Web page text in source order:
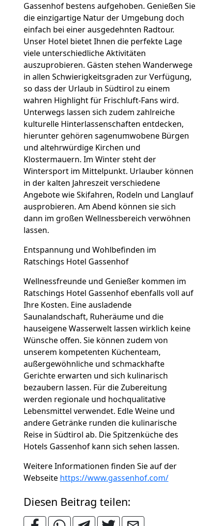
Gassenhof bestens aufgehoben. Genießen Sie
die einzigartige Natur der Umgebung doch
einfach bei einer ausgedehnten Radtour.
Unser Hotel bietet Ihnen die perfekte Lage
viele unterschiedliche Aktivitäten
auszuprobieren. Gästen stehen Wanderwege
in allen Schwierigkeitsgraden zur Verfügung,
so dass der Urlaub in Südtirol zu einem
wahren Highlight für Frischluft-Fans wird.
Unterwegs lassen sich zudem zahlreiche
kulturelle Hinterlassenschaften entdecken,
hierunter gehören sagenumwobene Bürgen
und altehrwürdige Kirchen und
Klostermauern. Im Winter steht der
Wintersport im Mittelpunkt. Urlauber können
in der kalten Jahreszeit verschiedene
Angebote wie Skifahren, Rodeln und Langlauf
ausprobieren. Am Abend können sie sich
dann im großen Wellnessbereich verwöhnen
lassen.
Entspannung und Wohlbefinden im
Ratschings Hotel Gassenhof
Wellnessfreunde und Genießer kommen im
Ratschings Hotel Gassenhof ebenfalls voll auf
Ihre Kosten. Eine ausladende
Saunalandschaft, Ruheräume und die
hauseigene Wasserwelt lassen wirklich keine
Wünsche offen. Sie können zudem von
unserem kompetenten Küchenteam,
außergewöhnliche und schmackhafte
Gerichte erwarten und sich kulinarisch
bezaubern lassen. Für die Zubereitung
werden regionale und hochqualitative
Lebensmittel verwendet. Edle Weine und
andere Getränke runden die kulinarische
Reise in Südtirol ab. Die Spitzenküche des
Hotels Gassenhof kann sich sehen lassen.
Weitere Informationen finden Sie auf der
Webseite https://www.gassenhof.com/
Diesen Beitrag teilen: